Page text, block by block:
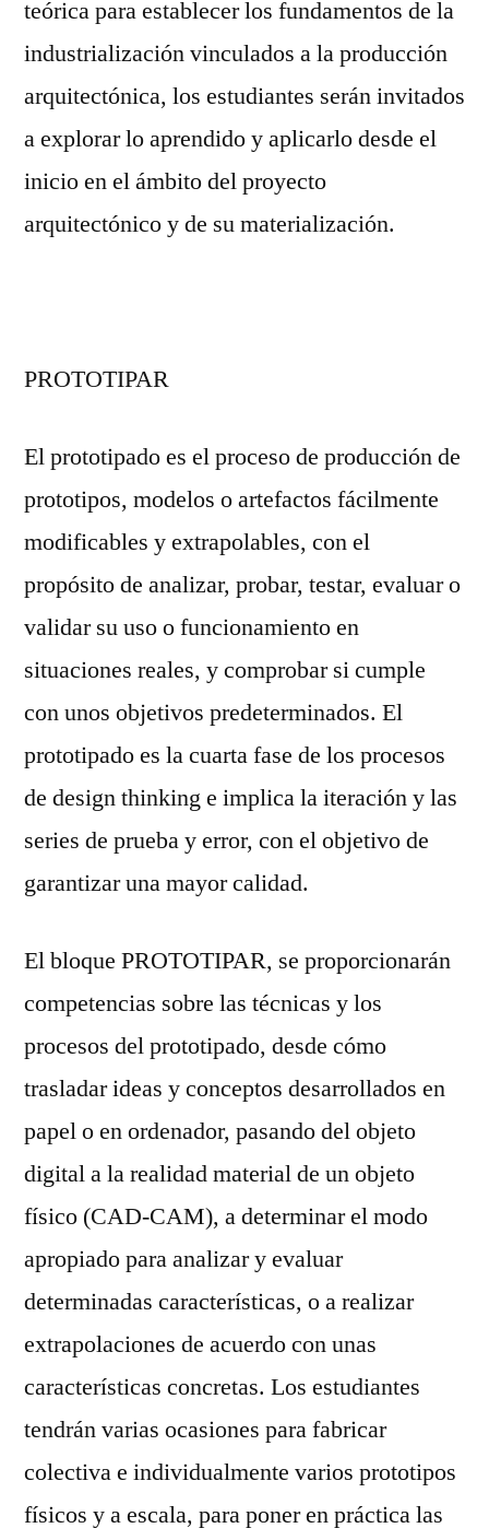
teórica para establecer los fundamentos de la
industrialización vinculados a la producción
arquitectónica, los estudiantes serán invitados
a explorar lo aprendido y aplicarlo desde el
inicio en el ámbito del proyecto
arquitectónico y de su materialización.
PROTOTIPAR
El prototipado es el proceso de producción de
prototipos, modelos o artefactos fácilmente
modificables y extrapolables, con el
propósito de analizar, probar, testar, evaluar o
validar su uso o funcionamiento en
situaciones reales, y comprobar si cumple
con unos objetivos predeterminados. El
prototipado es la cuarta fase de los procesos
de design thinking e implica la iteración y las
series de prueba y error, con el objetivo de
garantizar una mayor calidad.
El bloque PROTOTIPAR, se proporcionarán
competencias sobre las técnicas y los
procesos del prototipado, desde cómo
trasladar ideas y conceptos desarrollados en
papel o en ordenador, pasando del objeto
digital a la realidad material de un objeto
físico (CAD-CAM), a determinar el modo
apropiado para analizar y evaluar
determinadas características, o a realizar
extrapolaciones de acuerdo con unas
características concretas. Los estudiantes
tendrán varias ocasiones para fabricar
colectiva e individualmente varios prototipos
físicos y a escala, para poner en práctica las